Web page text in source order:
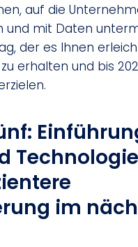
auf die
und mit Daten
der es Ihnen
erhalten und bis
im